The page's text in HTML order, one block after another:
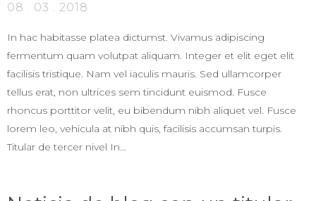
08 . 03 . 2018
In hac habitasse platea dictumst. Vivamus adipiscing
fermentum quam volutpat aliquam. Integer et elit eget elit
facilisis tristique. Nam vel iaculis mauris. Sed ullamcorper
tellus erat, non ultrices sem tincidunt euismod. Fusce
rhoncus porttitor velit, eu bibendum nibh aliquet vel. Fusce
lorem leo, vehicula at nibh quis, facilisis accumsan turpis.
Titular de tercer nivel In...